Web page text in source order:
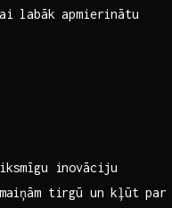
labāk ​apmierinātu
inovāciju
tirgū‍ un kļūt par​